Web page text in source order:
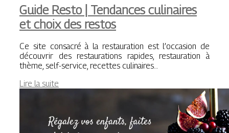
Guide Resto | Tendances culinaires
et choix des restos
Ce site consacré à la restauration est l’occasion de
découvrir des restaurations rapides, restauration à
thème, self-service, recettes culinaires…
Lire la suite